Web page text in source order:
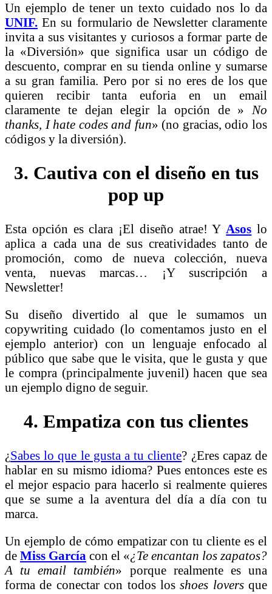
Un ejemplo de tener un texto cuidado nos lo da
UNIF. En su formulario de Newsletter claramente
invita a sus visitantes y curiosos a formar parte de
la «Diversión» que significa usar un código de
descuento, comprar en su tienda online y sumarse
a su gran familia. Pero por si no eres de los que
quieren recibir tanta euforia en un email
claramente te dejan elegir la opción de » No
thanks, I hate codes and fun» (no gracias, odio los
códigos y la diversión).
3. Cautiva con el diseño en tus
pop up
Esta opción es clara ¡El diseño atrae! Y Asos lo
aplica a cada una de sus creatividades tanto de
promoción, como de nueva colección, nueva
venta, nuevas marcas… ¡Y suscripción a
Newsletter!
Su diseño divertido al que le sumamos un
copywriting cuidado (lo comentamos justo en el
ejemplo anterior) con un lenguaje enfocado al
público que sabe que le visita, que le gusta y que
le compra (principalmente juvenil) hacen que sea
un ejemplo digno de seguir.
4. Empatiza con tus clientes
¿Sabes lo que le gusta a tu cliente? ¿Eres capaz de
hablar en su mismo idioma? Pues entonces este es
el mejor espacio para hacerlo si realmente quieres
que se sume a la aventura del día a día con tu
marca.
Un ejemplo de cómo empatizar con tu cliente es el
de Miss García con el «¿Te encantan los zapatos?
A tu email también» porque realmente es una
forma de conectar con todos losshoes lovers que